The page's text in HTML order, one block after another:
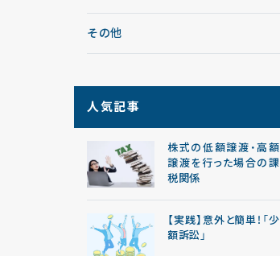
その他
人気記事
株式の低額譲渡・高額
譲渡を行った場合の課
税関係
【実践】意外と簡単！「少
額訴訟」